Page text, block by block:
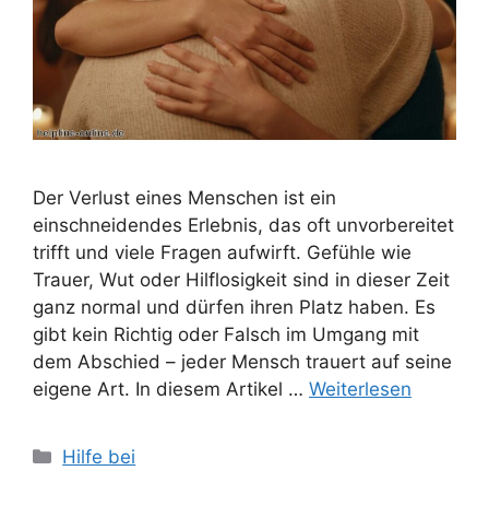
Der Verlust eines Menschen ist ein
einschneidendes Erlebnis, das oft unvorbereitet
trifft und viele Fragen aufwirft. Gefühle wie
Trauer, Wut oder Hilflosigkeit sind in dieser Zeit
ganz normal und dürfen ihren Platz haben. Es
gibt kein Richtig oder Falsch im Umgang mit
dem Abschied – jeder Mensch trauert auf seine
eigene Art. In diesem Artikel … Weiterlesen
Kategorien
Hilfe bei